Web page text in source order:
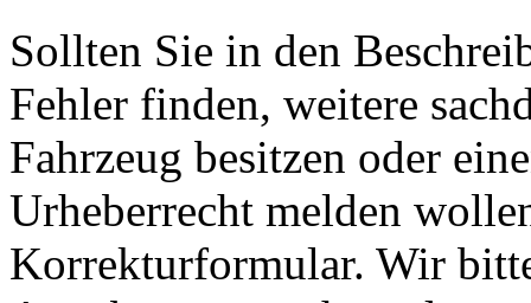
Sollten Sie in den
Fehler finden, weitere
Fahrzeug besitzen oder
Urheberrecht melden
Korrekturformular. Wir